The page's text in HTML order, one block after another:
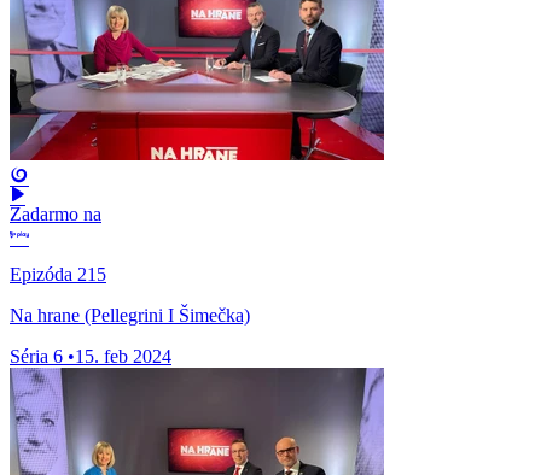
Zadarmo na
Epizóda 215
Na hrane (Pellegrini I Šimečka)
Séria 6 •15. feb 2024